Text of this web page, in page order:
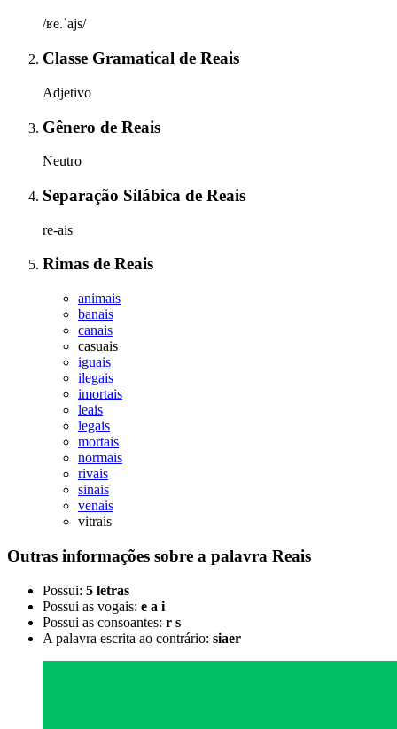
/ʁe.ˈajs/
Classe Gramatical de Reais
Adjetivo
Gênero de Reais
Neutro
Separação Silábica de Reais
re-ais
Rimas de Reais
animais
banais
canais
casuais
iguais
ilegais
imortais
leais
legais
mortais
normais
rivais
sinais
venais
vitrais
Outras informações sobre a palavra Reais
Possui: 5 letras
Possui as vogais: e a i
Possui as consoantes: r s
A palavra escrita ao contrário: siaer